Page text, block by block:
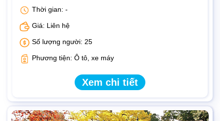
Thời gian: -
Giá: Liên hệ
Số lượng người: 25
Phương tiện: Ô tô, xe máy
Xem chi tiết